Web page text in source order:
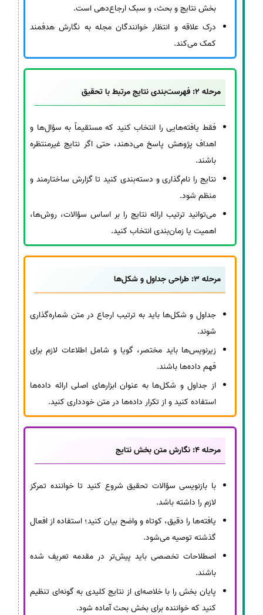
بخش نتایج و بحث، و سبک ارجاع‌دهی است.
درک علاقه و انتظار خوانندگان مجله به نگارش هدفمند
کمک می‌کند.
مرحله 2: فهرست‌بندی نتایج مرتبط با تحقیق
فقط یافته‌هایی را انتخاب کنید که مستقیماً به سؤال‌ها و
اهداف پژوهش پاسخ می‌دهند، حتی اگر نتایج غیرمنتظره
باشند.
نتایج را نام‌گذاری و دسته‌بندی کنید تا گزارش ساختارمند و
منظم شود.
می‌توانید ترتیب ارائه نتایج را بر اساس سؤالات، روش‌ها،
اهمیت یا زمان‌بندی انتخاب کنید.
مرحله 3: طراحی جداول و شکل‌ها
جداول و شکل‌ها باید به ترتیب ارجاع در متن شماره‌گذاری
شوند.
زیرنویس‌ها باید مختصر، گویا و شامل اطلاعات لازم برای
فهم داده‌ها باشند.
از جداول و شکل‌ها به عنوان ابزارهای اصلی ارائه داده‌ها
استفاده کنید و از تکرار داده‌ها در متن خودداری کنید.
مرحله 4: نگارش متن بخش نتایج
با بازنویسی سؤالات تحقیق شروع کنید تا خواننده تمرکز
لازم را داشته باشد.
یافته‌ها را دقیق، کوتاه و واضح بیان کنید؛ استفاده از افعال
گذشته توصیه می‌شود.
اصطلاحات تخصصی باید پیش‌تر در مقدمه تعریف شده
باشند.
پایان بخش را با خلاصه‌ای از نتایج کلیدی به گونه‌ای تنظیم
کنید که خواننده برای بخش بحث آماده شود.